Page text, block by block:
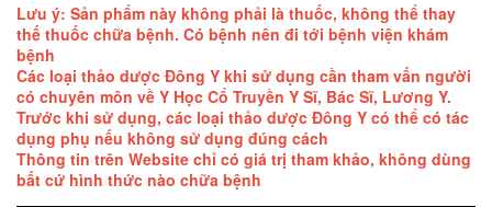
Lưu ý: Sản phẩm này không phải là thuốc, không thể thay
thế thuốc chữa bệnh. Có bệnh nên đi tới bệnh viện khám
bệnh
Các loại thảo dược Đông Y khi sử dụng cần tham vấn người
có chuyên môn về Y Học Cổ Truyền Y Sĩ, Bác Sĩ, Lương Y.
Trước khi sử dụng, các loại thảo dược Đông Y có thể có tác
dụng phụ nếu không sử dụng đúng cách
Thông tin trên Website chỉ có giá trị tham khảo, không dùng
bất cứ hình thức nào chữa bệnh